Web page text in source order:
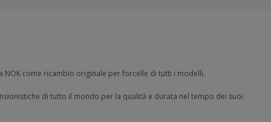
come ricambio originale per forcelle di tutti i modelli.
di tutto il mondo per la qualità e durata nel tempo dei suoi